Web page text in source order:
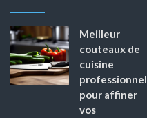
Meilleur
couteaux de
cuisine
professionnel
pour affiner
vos